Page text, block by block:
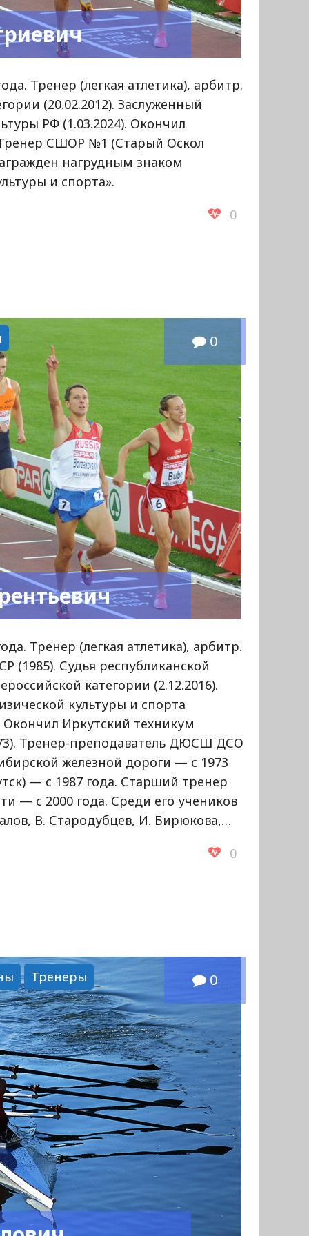
Тренер (легкая атлетика), арбитр.
(20.02.2012). Заслуженный
РФ (1.03.2024). Окончил
СШОР №1 (Старый Оскол
нагрудным знаком
и спорта».
0
0
Тренер (легкая атлетика), арбитр.
(1985). Судья республиканской
категории (2.12.2016).
культуры и спорта
Окончил Иркутский техникум
Тренер-преподаватель ДЮСШ ДСО
железной дороги — с 1973
— с 1987 года. Старший тренер
— с 2000 года. Среди его учеников
В. Стародубцев, И. Бирюкова,…
0
Тренеры 0